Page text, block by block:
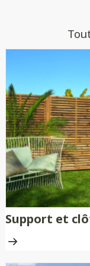
Support et